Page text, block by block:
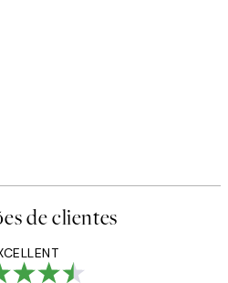
de clientes